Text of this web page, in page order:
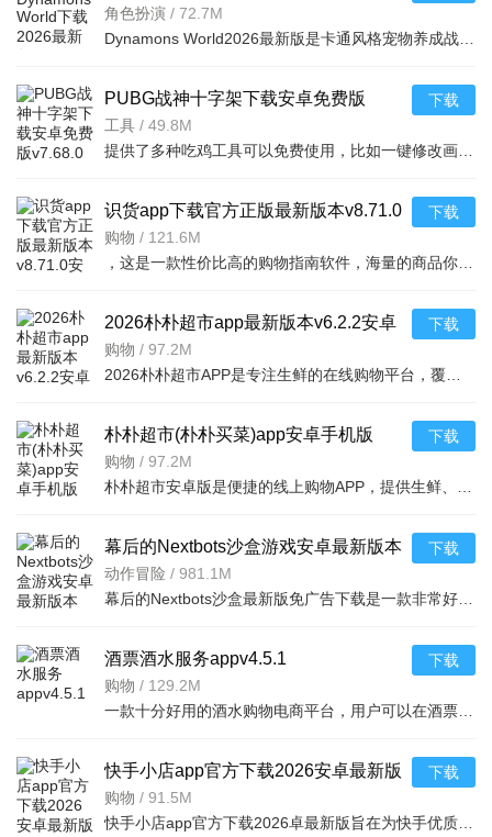
v1.12.62 安卓版
角色扮演 / 72.7M
PUBG战神十字架下载安卓免费版
v7.68.0安卓免费版
工具 / 49.8M
下载
识货app下载官方正版最新版本v8.71.0
安卓版
购物 / 121.6M
下载
2026朴朴超市app最新版本v6.2.2安卓
最新版
购物 / 97.2M
下载
朴朴超市(朴朴买菜)app安卓手机版
v6.2.2安卓版
购物 / 97.2M
下载
幕后的Nextbots沙盒游戏安卓最新版本
v11.2.2 中文版
动作冒险 / 981.1M
下载
酒票酒水服务appv4.5.1
购物 / 129.2M
下载
快手小店app官方下载2026安卓最新版
v7.2.40.481安卓最新版
购物 / 91.5M
下载